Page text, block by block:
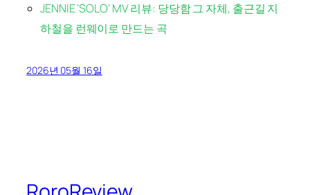
JENNIE ‘SOLO’ MV 리뷰: 당당함 그 자체, 출근길 지
하철을 런웨이로 만드는 곡
2026년 05월 16일